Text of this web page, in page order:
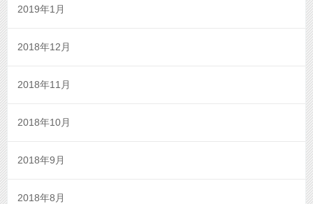
2019年1月
2018年12月
2018年11月
2018年10月
2018年9月
2018年8月